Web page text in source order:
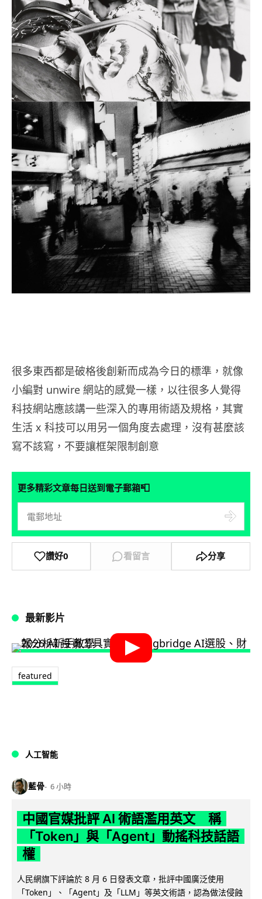
很多東西都是破格後創新而成為今日的標準，就像
小編對 unwire 網站的感覺一樣，以往很多人覺得
科技網站應該講一些深入的專用術語及規格，其實
生活 x 科技可以用另一個角度去處理，沒有甚麼該
寫不該寫，不要讓框架限制創意
更多精彩文章每日送到電子郵箱📮
讚好0 看留言 分享
最新影片
featured
人工智能
藍骨 6 小時
中國官媒批評 AI 術語濫用英文 稱
「Token」與「Agent」動搖科技話語
權
人民網旗下評論於 8 月 6 日發表文章，批評中國廣泛使用
「Token」、「Agent」及「LLM」等英文術語，認為做法侵蝕